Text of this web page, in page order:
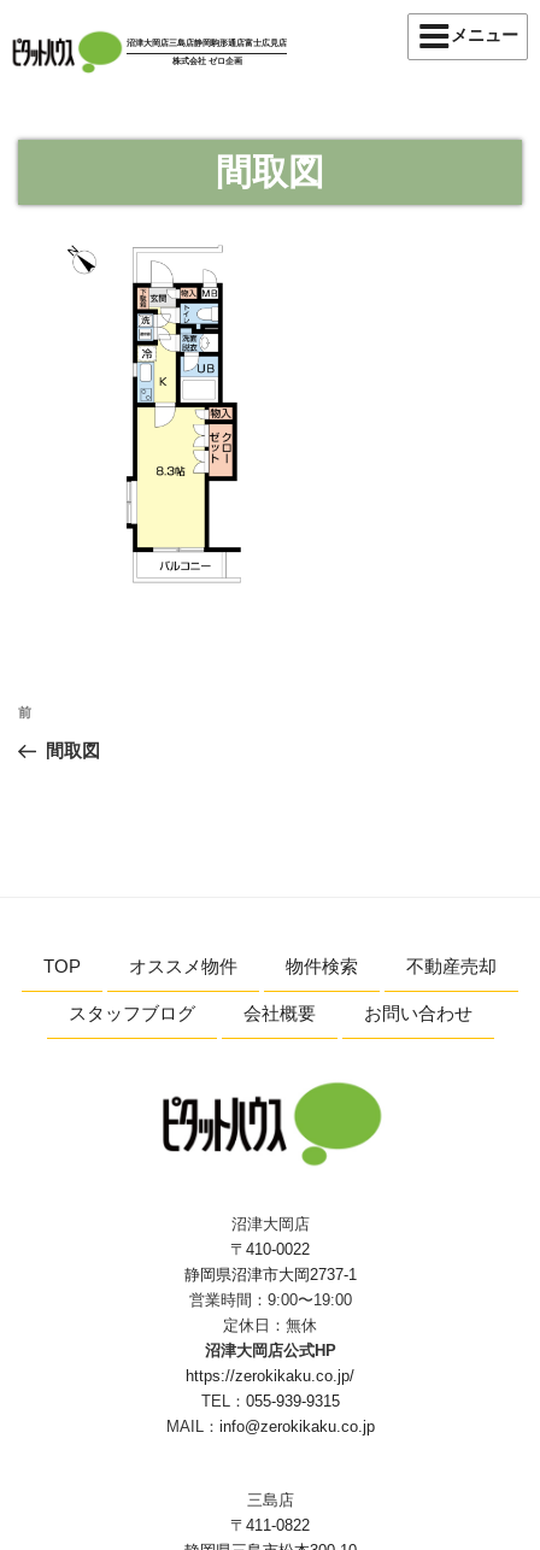
ン
テ
沼津大岡店三島店静岡駒形通店富士広見店
株式会社 ゼロ企画
メニュー
間取図
投
ナ
前
の
前
間取図
TOP オススメ物件 物件検索 不動産売却
スタッフブログ 会社概要 お問い合わせ
沼津大岡店
〒410-0022
静岡県沼津市大岡2737-1
営業時間：9:00〜19:00
定休日：無休
沼津大岡店公式HP
https://zerokikaku.co.jp/
TEL： 055-939-9315
MAIL： info@zerokikaku.co.jp
三島店
〒411-0822